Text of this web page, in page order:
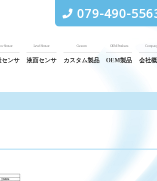
079-490-
Sensor
センサ
Level Sensor
液面センサ
Custom
カスタム製品
OEM Products
OEM製品
Company
会社